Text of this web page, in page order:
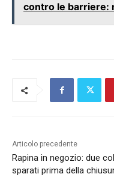
contro le barriere:
Articolo precedente
Rapina in negozio: due
sparati prima della